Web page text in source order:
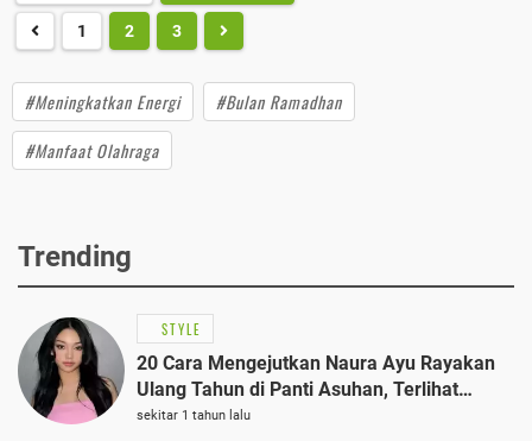
1 2 3
#Meningkatkan Energi
#Bulan Ramadhan
#Manfaat Olahraga
Trending
STYLE
20 Cara Mengejutkan Naura Ayu Rayakan
Ulang Tahun di Panti Asuhan, Terlihat
Anggun dengan Kaftan Cokelat
sekitar 1 tahun lalu